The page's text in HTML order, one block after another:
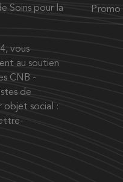
Soins pour la
vous
au soutien
CNB -
de
objet social :
Promo